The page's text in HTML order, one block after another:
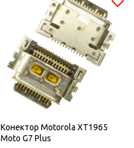
Конектор Motorola XT1965
Moto G7 Plus